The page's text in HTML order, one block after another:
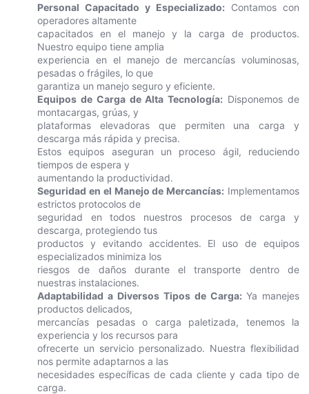
Personal Capacitado y Especializado: Contamos con
operadores altamente
capacitados en el manejo y la carga de productos.
Nuestro equipo tiene amplia
experiencia en el manejo de mercancías voluminosas,
pesadas o frágiles, lo que
garantiza un manejo seguro y eficiente.
Equipos de Carga de Alta Tecnología: Disponemos de
montacargas, grúas, y
plataformas elevadoras que permiten una carga y
descarga más rápida y precisa.
Estos equipos aseguran un proceso ágil, reduciendo
tiempos de espera y
aumentando la productividad.
Seguridad en el Manejo de Mercancías: Implementamos
estrictos protocolos de
seguridad en todos nuestros procesos de carga y
descarga, protegiendo tus
productos y evitando accidentes. El uso de equipos
especializados minimiza los
riesgos de daños durante el transporte dentro de
nuestras instalaciones.
Adaptabilidad a Diversos Tipos de Carga: Ya manejes
productos delicados,
mercancías pesadas o carga paletizada, tenemos la
experiencia y los recursos para
ofrecerte un servicio personalizado. Nuestra flexibilidad
nos permite adaptarnos a las
necesidades específicas de cada cliente y cada tipo de
carga.